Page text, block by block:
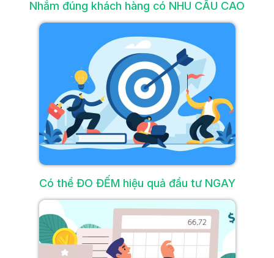
Có khách hàng ngay lập tức
phẩm, dịch vụ và thương hiệu của bạn đã
có thể tiếp cận đến những khách hàng tiềm
năng. Website ngay lập tức đứng ở vị trí cao
trên trang kết quả tìm kiếm Google và có
được những lượt truy cập chất lượng, nhờ
đó mang về khách hàng và đơn hàng cho
doanh nghiệp.
Nhắm đúng khách hàng có NHU CẦU CAO
Nhắm đúng khách hàng
Google Ads cho phép nhắm mục tiêu sâu
theo từ khóa, đối tượng, vị trí,… giúp bạn
tiếp cận đúng khách hàng đang có nhu cầu
mua sản phẩm, dịch vụ. “Đúng người, đúng
Có thể ĐO ĐẾM hiệu quả đầu tư NGAY